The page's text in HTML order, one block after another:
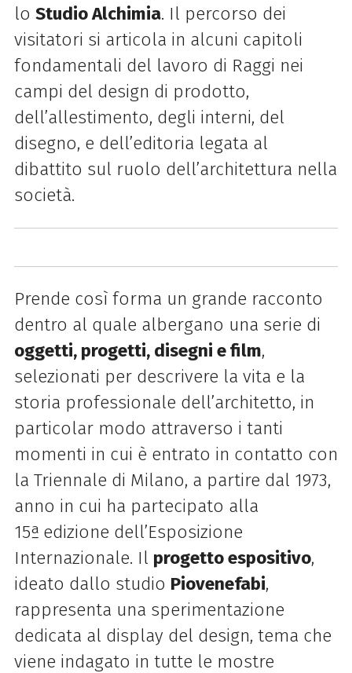
lo Studio Alchimia. Il percorso dei
visitatori si articola in alcuni capitoli
fondamentali del lavoro di Raggi nei
campi del design di prodotto,
dell’allestimento, degli interni, del
disegno, e dell’editoria legata al
dibattito sul ruolo dell’architettura nella
società.
Prende così forma un grande racconto
dentro al quale albergano una serie di
oggetti, progetti, disegni e film,
selezionati per descrivere la vita e la
storia professionale dell’architetto, in
particolar modo attraverso i tanti
momenti in cui è entrato in contatto con
la Triennale di Milano, a partire dal 1973,
anno in cui ha partecipato alla
15ª edizione dell’Esposizione
Internazionale. Il progetto espositivo,
ideato dallo studio Piovenefabi,
rappresenta una sperimentazione
dedicata al display del design, tema che
viene indagato in tutte le mostre